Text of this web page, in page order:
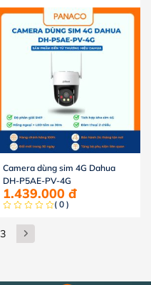
Camera dùng sim 4G Dahua
DH-P5AE-PV-4G
1.439.000 đ
( 0 )
3